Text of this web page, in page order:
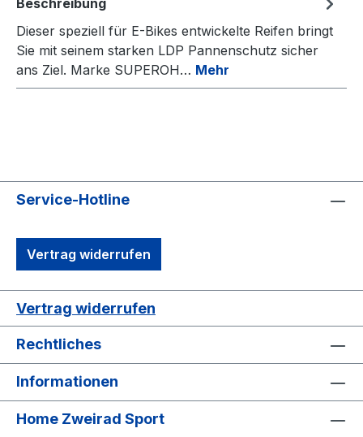
Dieser speziell für E-Bikes entwickelte Reifen bringt
Sie mit seinem starken LDP Pannenschutz sicher
ans Ziel. Marke SUPEROH… Mehr
Service-Hotline
Vertrag widerrufen
Vertrag widerrufen
Rechtliches
Informationen
Home Zweirad Sport